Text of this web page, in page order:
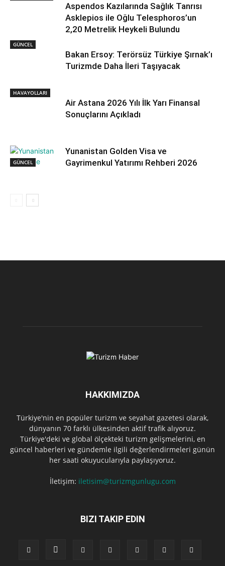
Aspendos Kazılarında Sağlık Tanrısı
Asklepios ile Oğlu Telesphoros’un
2,20 Metrelik Heykeli Bulundu
GÜNCEL
Bakan Ersoy: Terörsüz Türkiye Şırnak’ı
Turizmde Daha İleri Taşıyacak
HAVAYOLLARI
Air Astana 2026 Yılı İlk Yarı Finansal
Sonuçlarını Açıkladı
GÜNCEL
Yunanistan Golden Visa ve
Gayrimenkul Yatırımı Rehberi 2026
HAKKIMIZDA
Türkiye'nin en popüler turizm ve seyahat gazetesi olarak,
dünyanın 70 farklı ülkesinden aktif trafik alıyoruz.
Türkiye'deki ve global ölçekteki turizm gelişmelerini, en
güncel haberleri ve gündemle ilgili değerlendirmeleri günün
her saati okuyucularıyla paylaşıyoruz.
İletişim: iletisim@turizmgunlugu.com
BIZI TAKIP EDIN